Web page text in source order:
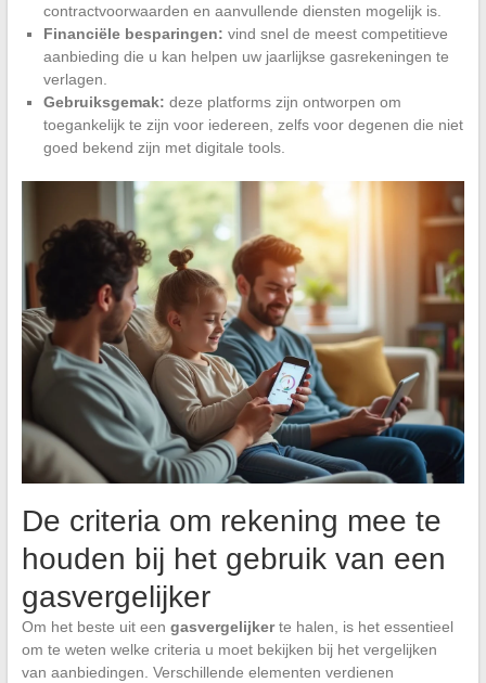
contractvoorwaarden en aanvullende diensten mogelijk is.
Financiële besparingen: vind snel de meest competitieve
aanbieding die u kan helpen uw jaarlijkse gasrekeningen te
verlagen.
Gebruiksgemak: deze platforms zijn ontworpen om
toegankelijk te zijn voor iedereen, zelfs voor degenen die niet
goed bekend zijn met digitale tools.
De criteria om rekening mee te
houden bij het gebruik van een
gasvergelijker
Om het beste uit een gasvergelijkerte halen, is het essentieel
om te weten welke criteria u moet bekijken bij het vergelijken
van aanbiedingen. Verschillende elementen verdienen